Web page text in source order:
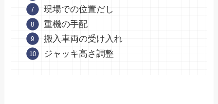
現場での位置だし
重機の手配
搬入車両の受け入れ
ジャッキ高さ調整